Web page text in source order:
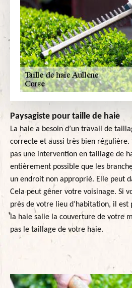
Paysagiste pour taille de haie
La haie a besoin d’un travail de
correcte et aussi très bien régulière.
pas une intervention en taillage de
entièrement possible que les
un endroit non approprié. Elle peut
Cela peut gêner votre voisinage. Si
près de votre lieu d’habitation, il
la haie salie la couverture de votre
pas le taillage de votre haie.